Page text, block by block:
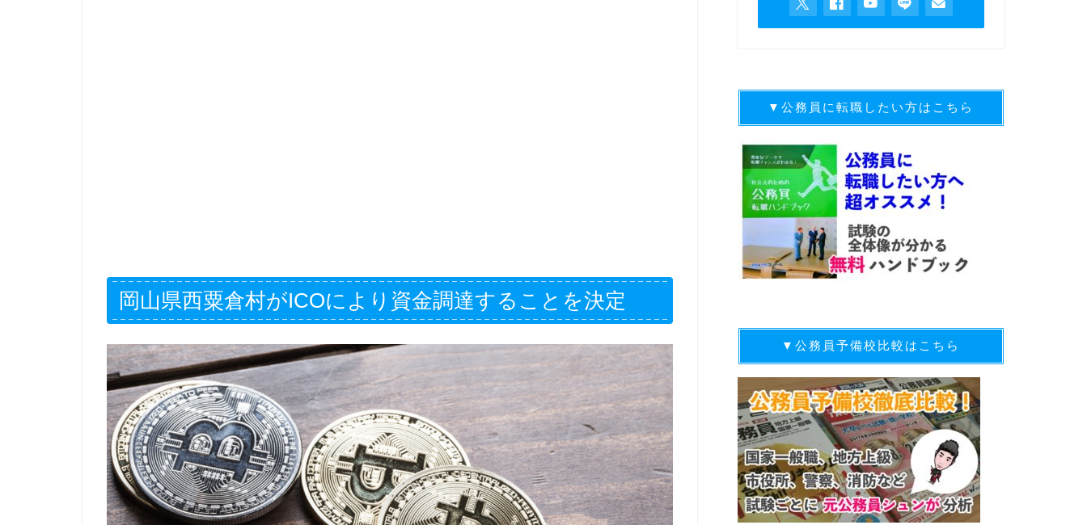
岡山県西粟倉村がICOにより資金調達することを決定
▼公務員に転職したい方はこちら
▼公務員予備校比較はこちら